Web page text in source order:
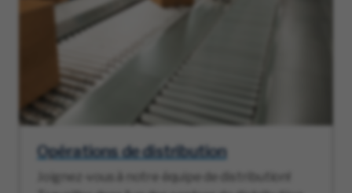
Opérations de distribution
Joignez-vous à notre équipe de distribution!